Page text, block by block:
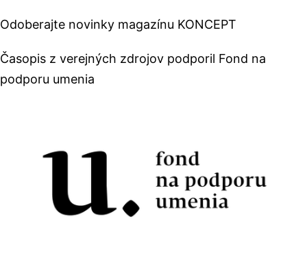
Odoberajte novinky magazínu KONCEPT
Časopis z verejných zdrojov podporil Fond na
podporu umenia